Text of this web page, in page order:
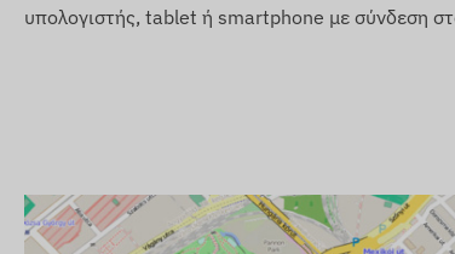
Επικοινωνία μεταξύ της συσκευής και του
Ρυθμίσεις ειδοποιήσεων push, email και
υπολογιστής, tablet ή smartphone με σύνδεση